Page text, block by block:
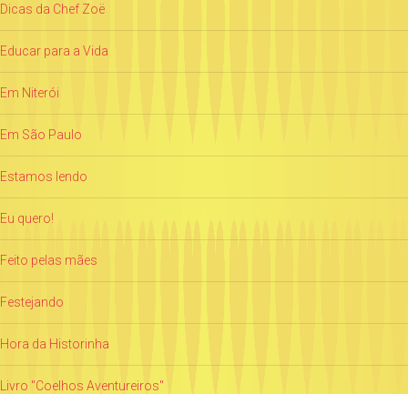
Dicas da Chef Zoë
Educar para a Vida
Em Niterói
Em São Paulo
Estamos lendo
Eu quero!
Feito pelas mães
Festejando
Hora da Historinha
Livro "Coelhos Aventureiros"